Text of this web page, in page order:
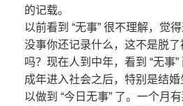
的记载。
以前看到 “无事” 很不理解，觉
没事你还记录什么，这不是脱
吗？现在人到中年，看到 “无事
成年进入社会之后，特别是结
以做到 “今日无事” 了。一个月有